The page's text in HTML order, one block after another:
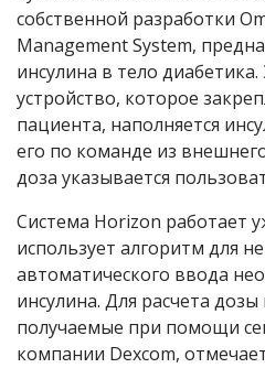
собственной разработки
Management System,
инсулина в тело
устройство, которое
пациента, наполняется
его по команде из
доза указывается
Система Horizon работает
использует алгоритм для
автоматического ввода
инсулина. Для расчета
получаемые при помощи
компании Dexcom,